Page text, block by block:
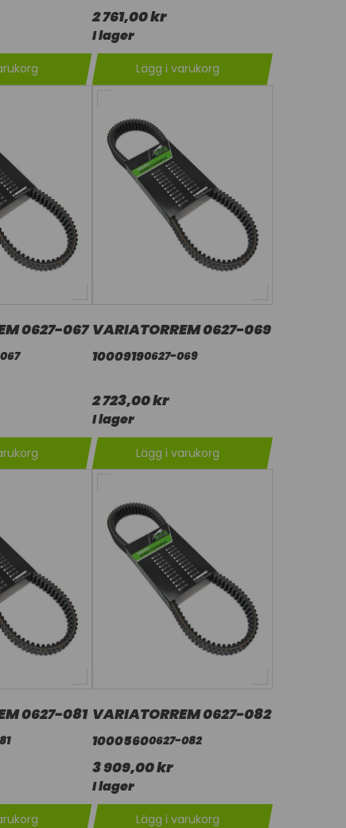
2 761,00 kr
I lager
Lägg i varukorg
0627-067 VARIATORREM 0627-069
10009190627-069
2 723,00 kr
I lager
Lägg i varukorg
0627-081 VARIATORREM 0627-082
10005600627-082
3 909,00 kr
I lager
Lägg i varukorg